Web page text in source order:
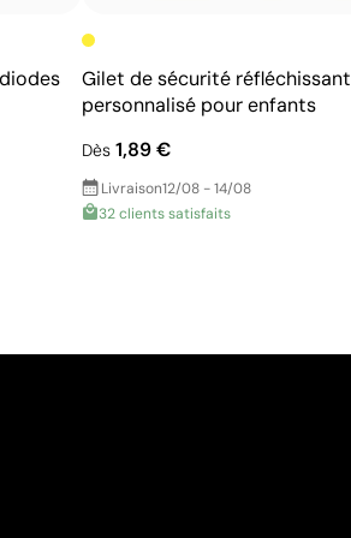
Gilet de sécurité réfléchissant
personnalisé pour enfants
Dès 1,89 €
Livraison12/08 - 14/08
32 clients satisfaits